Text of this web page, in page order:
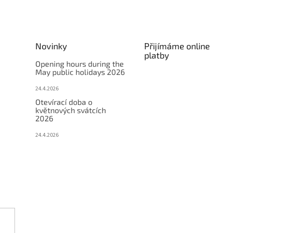
Novinky
Opening hours during the
May public holidays 2026
24.4.2026
Otevírací doba o
květnových svátcích
2026
24.4.2026
Přijímáme online
platby